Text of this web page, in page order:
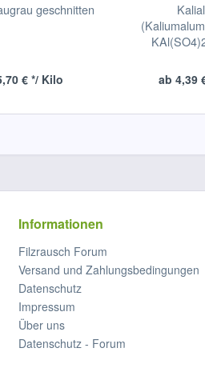
geschnitten
€ */ Kilo ab 4,39
Informationen
Filzrausch Forum
Versand und Zahlungsbedingungen
Datenschutz
Impressum
Über uns
Datenschutz - Forum